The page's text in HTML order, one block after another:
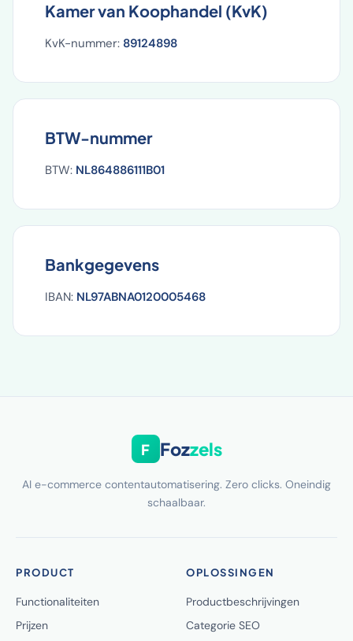
Kamer van Koophandel (KvK)
KvK-nummer: 89124898
BTW-nummer
BTW: NL864886111B01
Bankgegevens
IBAN: NL97ABNA0120005468
F Fozzels
AI e-commerce contentautomatisering. Zero clicks. Oneindig
schaalbaar.
PRODUCT
Functionaliteiten
Prijzen
OPLOSSINGEN
Productbeschrijvingen
Categorie SEO